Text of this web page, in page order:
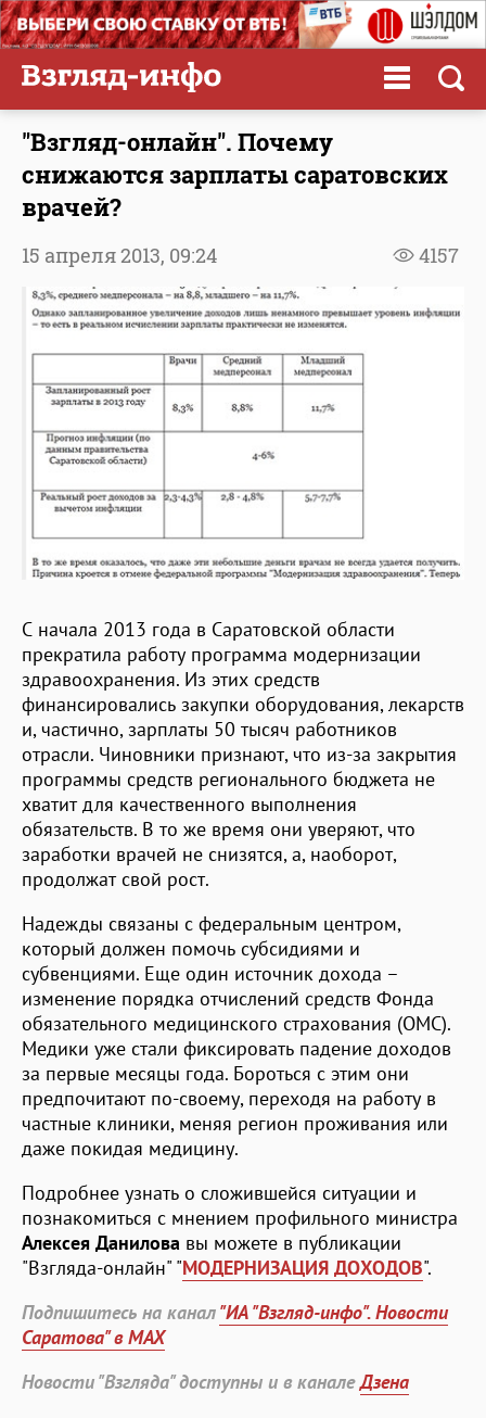
"Взгляд-онлайн". Почему
снижаются зарплаты саратовских
врачей?
4157
15 апреля 2013, 09:24
С начала 2013 года в Саратовской области
прекратила работу программа модернизации
здравоохранения. Из этих средств
финансировались закупки оборудования, лекарств
и, частично, зарплаты 50 тысяч работников
отрасли. Чиновники признают, что из-за закрытия
программы средств регионального бюджета не
хватит для качественного выполнения
обязательств. В то же время они уверяют, что
заработки врачей не снизятся, а, наоборот,
продолжат свой рост.
Надежды связаны с федеральным центром,
который должен помочь субсидиями и
субвенциями. Еще один источник дохода –
изменение порядка отчислений средств Фонда
обязательного медицинского страхования (ОМС).
Медики уже стали фиксировать падение доходов
за первые месяцы года. Бороться с этим они
предпочитают по-своему, переходя на работу в
частные клиники, меняя регион проживания или
даже покидая медицину.
Подробнее узнать о сложившейся ситуации и
познакомиться с мнением профильного министра
Алексея Данилова вы можете в публикации
"Взгляда-онлайн" "МОДЕРНИЗАЦИЯ ДОХОДОВ".
Подпишитесь на канал"ИА "Взгляд-инфо". Новости
Саратова" в MAX
Новости "Взгляда" доступны и в каналеДзена